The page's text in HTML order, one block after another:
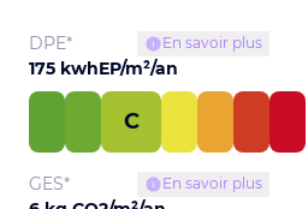
DPE* En savoir plus
175 kwhEP/m²/an
C
GES* En savoir plus